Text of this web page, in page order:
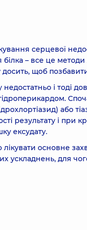
серцевої
– все це методи
щоб
і тоді
або
результату і
ексудату.
основне
ускладнень, для